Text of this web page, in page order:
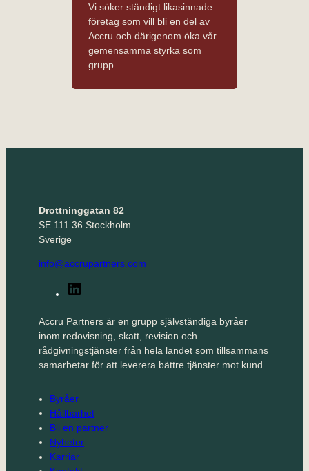
Vi söker ständigt likasinnade
företag som vill bli en del av
Accru och därigenom öka vår
gemensamma styrka som
grupp.
Drottninggatan 82
SE 111 36 Stockholm
Sverige
info@accrupartners.com
Accru Partners är en grupp självständiga byråer
inom redovisning, skatt, revision och
rådgivningstjänster från hela landet som tillsammans
samarbetar för att leverera bättre tjänster mot kund.
Byråer
Hållbarhet
Bli en partner
Nyheter
Karriär